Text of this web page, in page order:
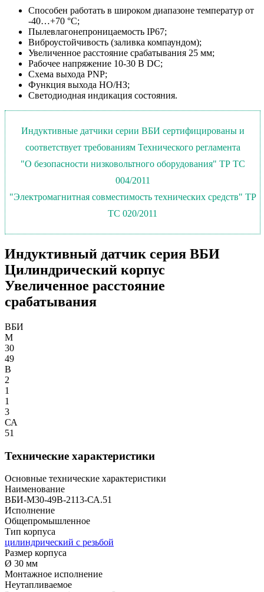
Способен работать в широком диапазоне температур от
-40…+70 °С;
Пылевлагонепроницаемость IP67;
Виброустойчивость (заливка компаундом);
Увеличенное расстояние срабатывания 25 мм;
Рабочее напряжение 10-30 В DC;
Схема выхода PNP;
Функция выхода НО/НЗ;
Светодиодная индикация состояния.
Индуктивные датчики серии ВБИ сертифицированы и
соответствует требованиям Технического регламента
"О безопасности низковольтного оборудования" ТР ТС
004/2011
"Электромагнитная совместимость технических средств" ТР
ТС 020/2011
Индуктивный датчик серия ВБИ
Цилиндрический корпус
Увеличенное расстояние
срабатывания
ВБИ
М
30
49
В
2
1
1
3
СА
51
Технические характеристики
Основные технические характеристики
Наименование
ВБИ-М30-49В-2113-СА.51
Исполнение
Общепромышленное
Тип корпуса
цилиндрический с резьбой
Размер корпуса
Ø 30 мм
Монтажное исполнение
Неутапливаемое